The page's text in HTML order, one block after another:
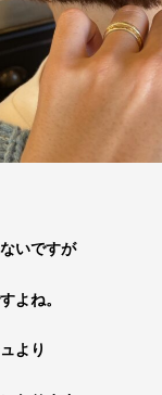
いですが
よね。
より